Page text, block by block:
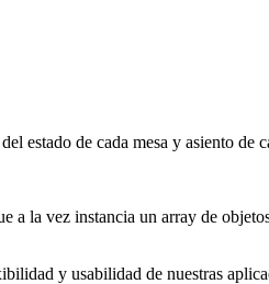
estado de cada mesa y asiento de
a la vez instancia un array de
y usabilidad de nuestras